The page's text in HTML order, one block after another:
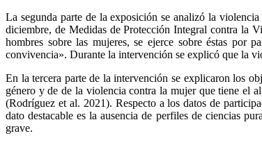
La segunda parte de la exposición se analizó la
diciembre, de Medidas de Protección Integral contra la
hombres sobre las mujeres, se ejerce sobre éstas por
convivencia». Durante la intervención se explicó que la
En la tercera parte de la intervención se explicaron los
género y de de la violencia contra la mujer que tiene el
(Rodríguez et al. 2021). Respecto a los datos de
dato destacable es la ausencia de perfiles de ciencias
grave.